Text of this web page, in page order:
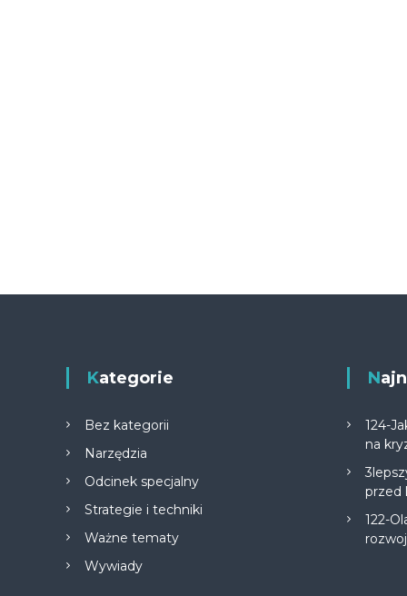
Kategorie
Bez kategorii
Narzędzia
Odcinek specjalny
Strategie i techniki
Ważne tematy
Wywiady
124-
na
przed
122-